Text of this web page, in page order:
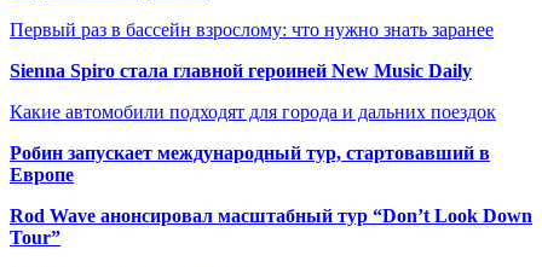
Первый раз в бассейн взрослому: что нужно знать заранее
Sienna Spiro стала главной героиней New Music Daily
Какие автомобили подходят для города и дальних поездок
Робин запускает международный тур, стартовавший в
Европе
Rod Wave анонсировал масштабный тур “Don’t Look Down
Tour”